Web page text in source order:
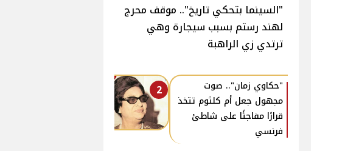
"السينما بتحكي تاريخ".. موقف محرج
لهند رستم بسبب سيجارة وهي
ترتدي زي الراهبة
2
"حكاوي زمان".. صوت
مجهول جعل أم كلثوم تتخذ
قرارًا مفاجئًا على شاطئ
فرنسي